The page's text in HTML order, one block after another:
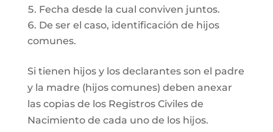
Fecha desde la cual conviven juntos.
De ser el caso, identificación de hijos
comunes.
Si tienen hijos y los declarantes son el padre
y la madre (hijos comunes) deben anexar
las copias de los Registros Civiles de
Nacimiento de cada uno de los hijos.